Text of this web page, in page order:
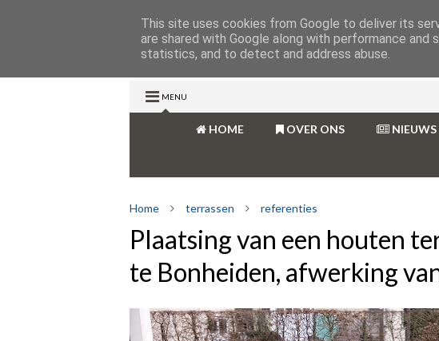
MENU
HOME OVER ONS NIEUWS
Home terrassen referenties
Plaatsing van een houten
te Bonheiden, afwerking
This site uses cookies from Google to deliver its
are shared with Google along with performance
statistics, and to detect and address abuse.